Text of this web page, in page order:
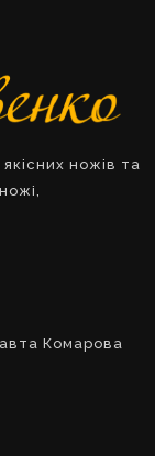
ножів та
Комарова